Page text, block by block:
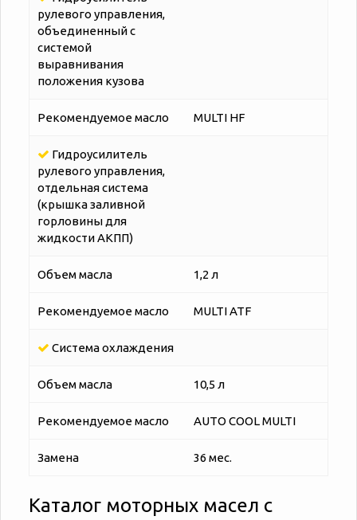
рулевого управления,
объединенный с
системой
выравнивания
положения кузова
Рекомендуемое масло MULTI HF
Гидроусилитель
рулевого управления,
отдельная система
(крышка заливной
горловины для
жидкости АКПП)
Объем масла 1,2 л
Рекомендуемое масло MULTI ATF
Система охлаждения
Объем масла 10,5 л
Рекомендуемое масло AUTO COOL MULTI
Замена 36 мес.
Каталог моторных масел с